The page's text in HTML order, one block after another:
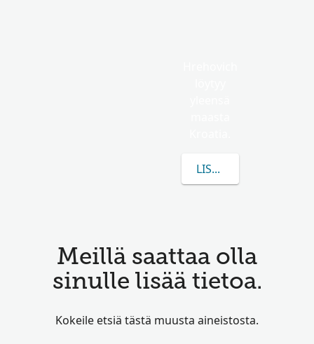
LISÄÄ TIETOA
Meillä saattaa olla
sinulle lisää tietoa.
Kokeile etsiä tästä muusta aineistosta.